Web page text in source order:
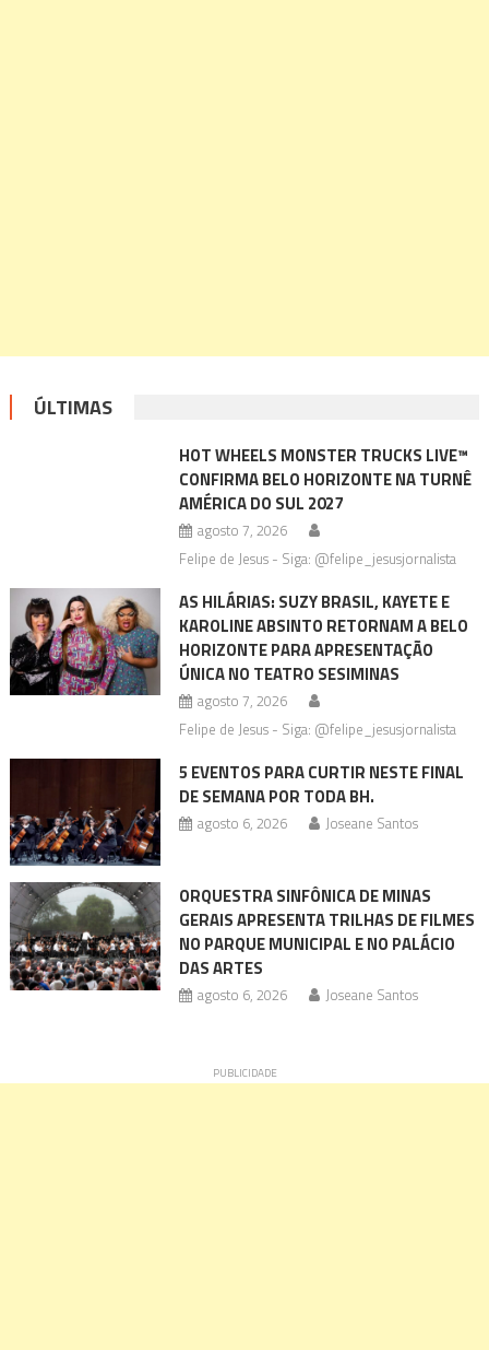
ÚLTIMAS
HOT WHEELS MONSTER TRUCKS LIVE™
CONFIRMA BELO HORIZONTE NA TURNÊ
AMÉRICA DO SUL 2027
agosto 7, 2026
Felipe de Jesus - Siga: @felipe_jesusjornalista
AS HILÁRIAS: SUZY BRASIL, KAYETE E
KAROLINE ABSINTO RETORNAM A BELO
HORIZONTE PARA APRESENTAÇÃO
ÚNICA NO TEATRO SESIMINAS
agosto 7, 2026
Felipe de Jesus - Siga: @felipe_jesusjornalista
5 EVENTOS PARA CURTIR NESTE FINAL
DE SEMANA POR TODA BH.
agosto 6, 2026 Joseane Santos
ORQUESTRA SINFÔNICA DE MINAS
GERAIS APRESENTA TRILHAS DE FILMES
NO PARQUE MUNICIPAL E NO PALÁCIO
DAS ARTES
agosto 6, 2026 Joseane Santos